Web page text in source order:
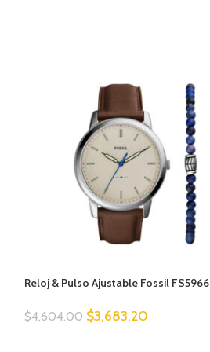
Reloj & Pulso Ajustable Fossil FS5966
$4,604.00 $3,683.20